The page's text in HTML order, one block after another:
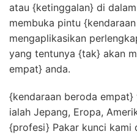
atau {ketinggalan} di
membuka pintu
mengaplikasikan
yang tentunya {tak} akan
empat} anda.
{kendaraan beroda
ialah Jepang, Eropa,
{profesi} Pakar kunci kami